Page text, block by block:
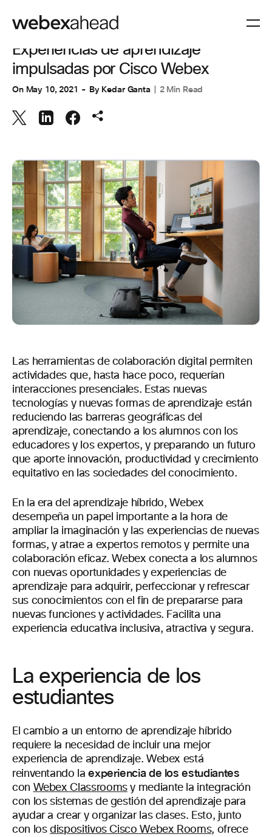
VIDEOCONFERENCIAS
Experiencias de aprendizaje
impulsadas por Cisco Webex
On May 10, 2021 By Kedar Ganta 2 Min Read
Las herramientas de colaboración digital permiten
actividades que, hasta hace poco, requerían
interacciones presenciales. Estas nuevas
tecnologías y nuevas formas de aprendizaje están
reduciendo las barreras geográficas del
aprendizaje, conectando a los alumnos con los
educadores y los expertos, y preparando un futuro
que aporte innovación, productividad y crecimiento
equitativo en las sociedades del conocimiento.
En la era del aprendizaje híbrido, Webex
desempeña un papel importante a la hora de
ampliar la imaginación y las experiencias de nuevas
formas, y atrae a expertos remotos y permite una
colaboración eficaz. Webex conecta a los alumnos
con nuevas oportunidades y experiencias de
aprendizaje para adquirir, perfeccionar y refrescar
sus conocimientos con el fin de prepararse para
nuevas funciones y actividades. Facilita una
experiencia educativa inclusiva, atractiva y segura.
La experiencia de los
estudiantes
El cambio a un entorno de aprendizaje híbrido
requiere la necesidad de incluir una mejor
experiencia de aprendizaje. Webex está
reinventando laexperiencia de los estudiantes
con Webex Classroomsy mediante la integración
con los sistemas de gestión del aprendizaje para
ayudar a crear y organizar las clases. Esto, junto
con losdispositivos Cisco Webex Rooms, ofrece